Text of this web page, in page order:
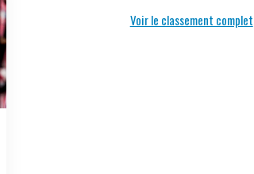
Voir le classement complet